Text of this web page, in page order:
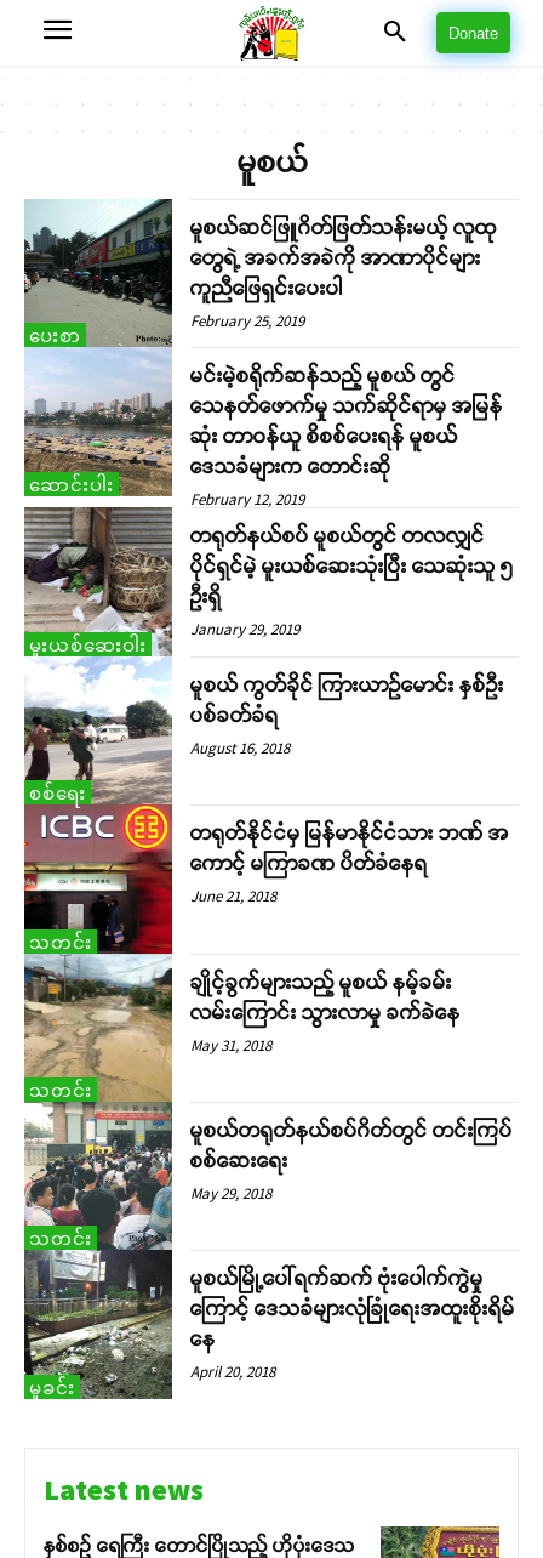
Donate
မူစယ်
ပေးစာ
မူစယ်ဆင်ဖြူဂိတ်ဖြတ်သန်းမယ့် လူထု
တွေရဲ့ အခက်အခဲကို အာဏာပိုင်များ
ကူညီဖြေရှင်းပေးပါ
February 25, 2019
ဆောင်းပါး
မင်းမဲ့စရိုက်ဆန်သည့် မူစယ် တွင်
သေနတ်ဖောက်မှု သက်ဆိုင်ရာမှ အမြန်
ဆုံး တာဝန်ယူ စိစစ်ပေးရန် မူစယ်
ဒေသခံများက တောင်းဆို
February 12, 2019
မူးယစ်ဆေးဝါး
တရုတ်နယ်စပ် မူစယ်တွင် တလလျှင်
ပိုင်ရှင်မဲ့ မူးယစ်ဆေးသုံးပြီး သေဆုံးသူ ၅
ဦးရှိ
January 29, 2019
စစ်ရေး
မူစယ် ကွတ်ခိုင် ကြားယာဉ်မောင်း နှစ်ဦး
ပစ်ခတ်ခံရ
August 16, 2018
သတင်း
တရုတ်နိုင်ငံမှ မြန်မာနိုင်ငံသား ဘဏ် အ
ကောင့် မကြာခဏ ပိတ်ခံနေရ
June 21, 2018
သတင်း
ချိုင့်ခွက်များသည့် မူစယ် နမ့်ခမ်း
လမ်းကြောင်း သွားလာမှု ခက်ခဲနေ
May 31, 2018
သတင်း
မူစယ်တရုတ်နယ်စပ်ဂိတ်တွင် တင်းကြပ်
စစ်ဆေးရေး
May 29, 2018
မှုခင်း
မူစယ်မြို့ပေါ်ရက်ဆက် ဗုံးပေါက်ကွဲမှု
ကြောင့် ဒေသခံများလုံခြုံရေးအထူးစိုးရိမ်
နေ
April 20, 2018
Latest news
နှစ်စဉ် ရေကြီး တောင်ပြိုသည့် ဟိုပုံးဒေသ